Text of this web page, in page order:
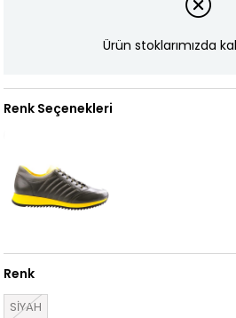
Ürün stoklarımızda
Renk Seçenekleri
Renk
SİYAH